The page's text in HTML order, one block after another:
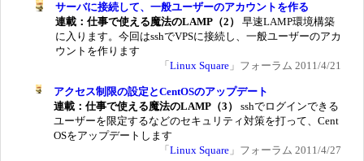
サーバに接続して、一般ユーザーのアカウントを作る
連載：仕事で使える魔法のLAMP（2）
早速LAMP環境構築
に入ります。今回はsshでVPSに接続し、一般ユーザーのアカ
ウントを作ります
「 Linux Square 」フォーラム 2011/4/21
アクセス制限の設定とCentOSのアップデート
連載：仕事で使える魔法のLAMP（3）
sshでログインできる
ユーザーを限定するなどのセキュリティ対策を打って、Cent
OSをアップデートします
「 Linux Square 」フォーラム 2011/4/27